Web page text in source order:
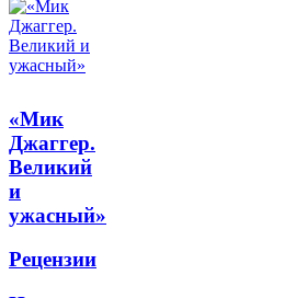
«Мик
Джаггер.
Великий
и
ужасный»
Рецензии